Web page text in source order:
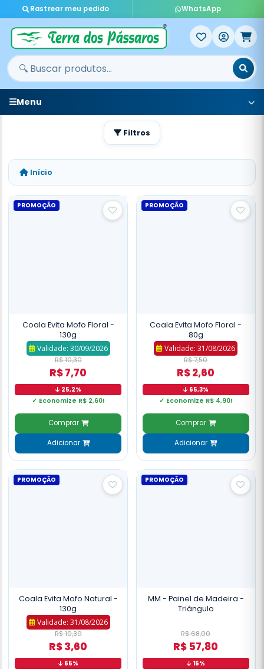
Rastrear meu pedido WhatsApp
Menu
Filtros
Início
PROMOÇÃO
Coala Evita Mofo Floral -
130g
Validade: 30/09/2026
R$ 10,30
R$ 7,70
25,2%
✓ Economize R$ 2,60!
Comprar
Adicionar
PROMOÇÃO
Coala Evita Mofo Floral -
80g
Validade: 31/08/2026
R$ 7,50
R$ 2,60
65,3%
✓ Economize R$ 4,90!
Comprar
Adicionar
PROMOÇÃO
Coala Evita Mofo Natural -
130g
Validade: 31/08/2026
R$ 10,30
R$ 3,60
65%
PROMOÇÃO
MM - Painel de Madeira -
Triângulo
R$ 68,00
R$ 57,80
15%